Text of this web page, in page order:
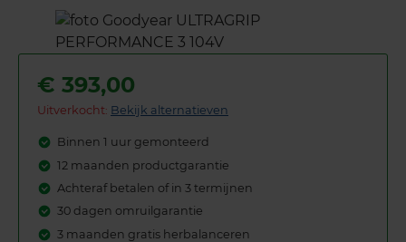
€ 393,00
Uitverkocht: Bekijk alternatieven
Binnen 1 uur gemonteerd
12 maanden productgarantie
Achteraf betalen of in 3 termijnen
30 dagen omruilgarantie
3 maanden gratis herbalanceren